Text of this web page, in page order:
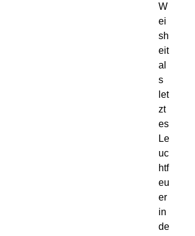
W
ei
sh
eit
al
s
let
zt
es
Le
uc
htf
eu
er
in
de